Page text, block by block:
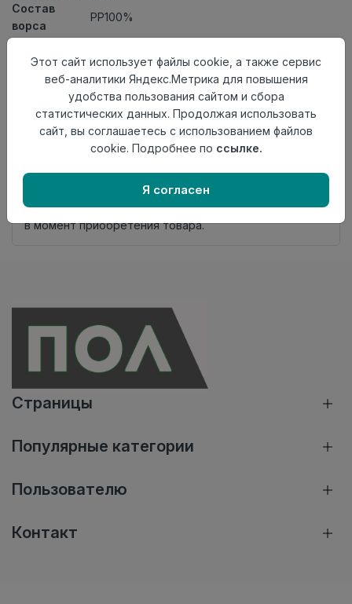
Состав
ворса
PP100%
Ширина
рулона
3,5
АктуальностьАктуален
ковролина
Ковролин тканный
Внимание! Внешний вид товара может отличаться от
представленного на настоящем сайте. Проверяйте
наличие необходимых характеристик и комплектации
в момент приобретения товара.
Страницы
Популярные категории
Пользователю
Контакт
Этот сайт использует файлы cookie, а также сервис
веб-аналитики Яндекс.Метрика для повышения
удобства пользования сайтом и сбора
статистических данных. Продолжая использовать
сайт, вы соглашаетесь с использованием файлов
cookie. Подробнее по ссылке.
Я согласен